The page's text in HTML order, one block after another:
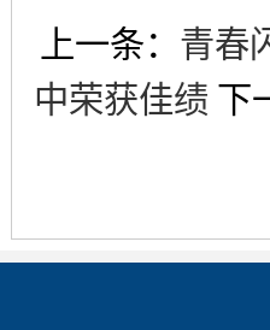
上一条： 青春
中荣获佳绩 下